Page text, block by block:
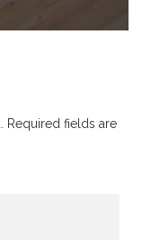
Required fields are